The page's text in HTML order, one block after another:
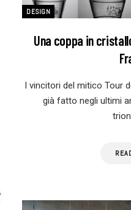
DESIGN
Una coppa in
I vincitori del mitico Tour
già fatto negli ultimi